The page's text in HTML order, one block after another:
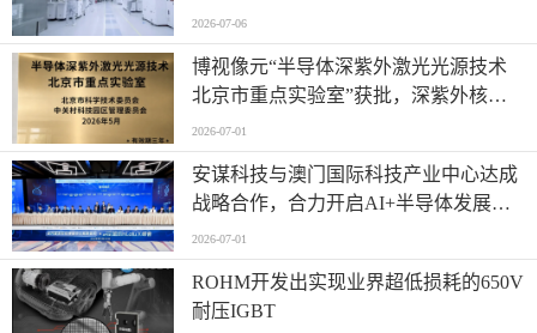
新进展→
2026-07-06
博视像元“半导体深紫外激光光源技术
北京市重点实验室”获批，深紫外核心
技术再获权威认可
2026-07-01
安谋科技与澳门国际科技产业中心达成
战略合作，合力开启AI+半导体发展
“芯”篇章
2026-07-01
ROHM开发出实现业界超低损耗的650V
耐压IGBT